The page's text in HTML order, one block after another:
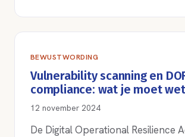
BEWUSTWORDING
Vulnerability scanning en
compliance: wat je moet
12 november 2024
De Digital Operational Resilience